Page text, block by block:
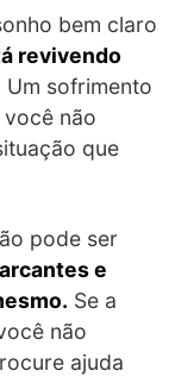
bem claro
revivendo
Um sofrimento
não
que
pode ser
e
Se a
não
ajuda